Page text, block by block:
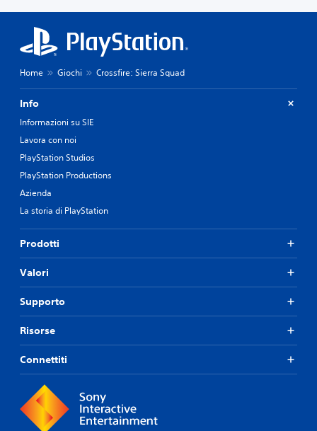
Home Giochi Crossfire: Sierra Squad
Info
Informazioni su SIE
Lavora con noi
PlayStation Studios
PlayStation Productions
Azienda
La storia di PlayStation
Prodotti
Valori
Supporto
Risorse
Connettiti